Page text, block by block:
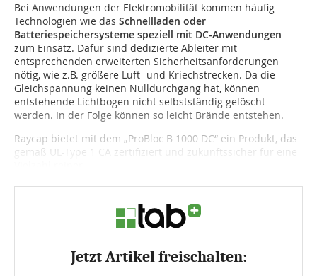
Bei Anwendungen der Elektromobilität kommen häufig
Technologien wie das Schnellladen oder
Batteriespeichersys­teme speziell mit DC-Anwendungen
zum Einsatz. Dafür sind dedizierte Ableiter mit
entsprechenden erweiterten Sicherheitsanforderungen
nötig, wie z.B. größere Luft- und Kriechstrecken. Da die
Gleichspannung keinen Nulldurchgang hat, können
entstehende Lichtbogen nicht selbstständig gelöscht
werden. In der Folge können so leicht Brände entstehen.
Raycap bietet mit dem „ProBloc B 1000 DC“ ein Produkt, das
gemäß UL-Type 1 CA zertifiziert und zukunftssicher für eine
Jetzt Artikel freischalten: